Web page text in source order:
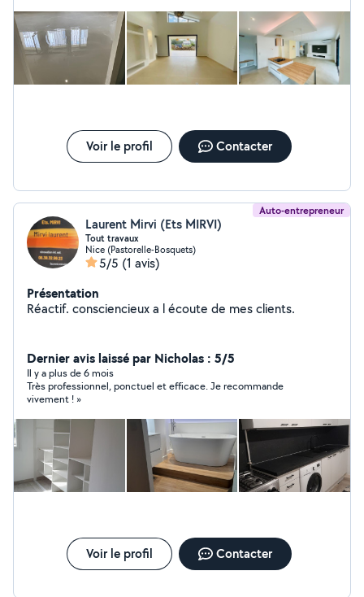
Voir le profil Contacter
Auto-entrepreneur
Laurent Mirvi (Ets MIRVI)
Tout travaux
Nice (Pastorelle-Bosquets)
5/5 (1 avis)
Présentation
Réactif. consciencieux a l écoute de mes clients.
Dernier avis laissé par Nicholas : 5/5
Il y a plus de 6 mois
Très professionnel, ponctuel et efficace. Je recommande
vivement ! »
Voir le profil Contacter